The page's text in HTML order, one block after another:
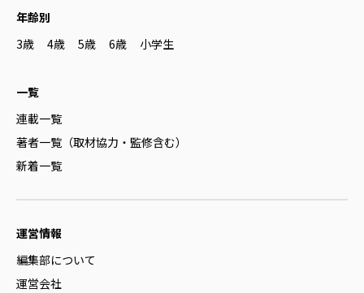
年齢別
3歳
4歳 5歳 6歳 小学生
一覧
連載一覧
著者一覧（取材協力・監修含む）
新着一覧
運営情報
編集部について
運営会社